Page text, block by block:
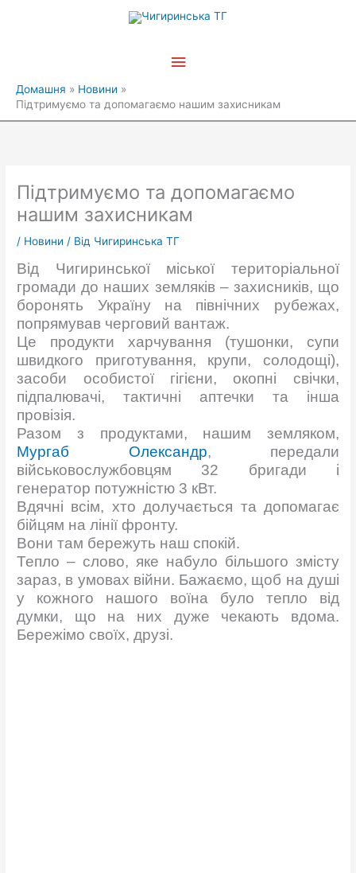
Головне
Домашня
Новини
Підтримуємо та допомагаємо нашим захисникам
Підтримуємо та допомагаємо
нашим захисникам
/ Новини / Від Чигиринська ТГ
Від Чигиринської міської територіальної
громади до наших земляків – захисників, що
боронять Україну на північних рубежах,
попрямував черговий вантаж.
Це продукти харчування (тушонки, супи
швидкого приготування, крупи, солодощі),
засоби особистої гігієни, окопні свічки,
підпалювачі, тактичні аптечки та інша
провізія.
Разом з продуктами, нашим земляком,
Мургаб Олександр, передали
військовослужбовцям 32 бригади і
генератор потужністю 3 кВт.
Вдячні всім, хто долучається та допомагає
бійцям на лінії фронту.
Вони там бережуть наш спокій.
Тепло – слово, яке набуло більшого змісту
зараз, в умовах війни. Бажаємо, щоб на душі
у кожного нашого воїна було тепло від
думки, що на них дуже чекають вдома.
Бережімо своїх, друзі.